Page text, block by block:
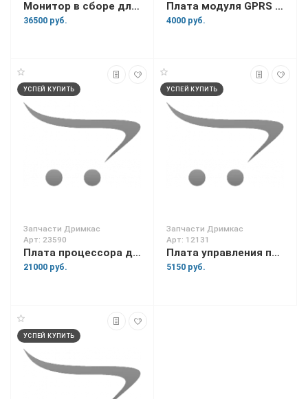
Монитор в сборе для Вики Tower 15
36500 руб.
Плата модуля GPRS для Касса Ф
4000 руб.
УСПЕЙ КУПИТЬ
Запчасти Дримкас
Арт: 23590
Плата процессора для Вики Мини
21000 руб.
УСПЕЙ КУПИТЬ
Запчасти Дримкас
Арт: 12131
Плата управления принтером для Вики Мини
5150 руб.
УСПЕЙ КУПИТЬ